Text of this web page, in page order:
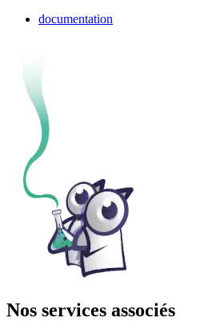
documentation
Nos services associés